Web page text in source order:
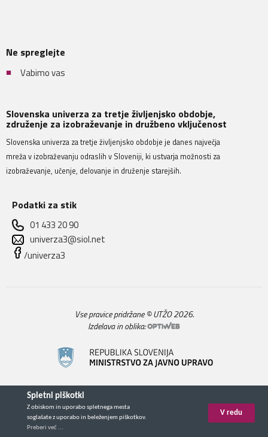
Spletni piškotki
Z obiskom in uporabo spletnega mesta
soglašate z uporabo in beleženjem piškotkov.
Preberi več ...
V redu
Ne spreglejte
Vabimo vas
Slovenska univerza za tretje življenjsko obdobje,
združenje za izobraževanje in družbeno vključenost
Slovenska univerza za tretje življenjsko obdobje je danes največja
mreža v izobraževanju odraslih v Sloveniji, ki ustvarja možnosti za
izobraževanje, učenje, delovanje in druženje starejših.
Podatki za stik
01 433 20 90
univerza3@siol.net
/univerza3
Vse pravice pridržane © UTŽO 2026.
Izdelava in oblika: